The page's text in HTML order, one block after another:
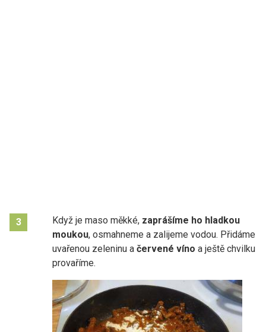
3 Když je maso měkké, zaprášíme ho hladkou
moukou, osmahneme a zalijeme vodou. Přidáme
uvařenou zeleninu a červené víno a ještě chvilku
provaříme.